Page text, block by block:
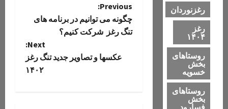
P
o
Previous:
چگونه می توانیم در برنامه های
تنگ رغز شرکت کنیم؟
Next:
عکسها و تصاویر جدید تنگ رغز
۱۴۰۲
رغزنوردان
رغز
۱۴۰۴
روستاهای
بخش
خسویه
روستاهای
بخش
فسارود